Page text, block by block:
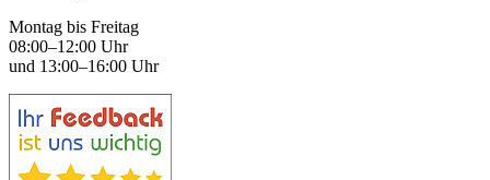
Montag bis Freitag
08:00–12:00 Uhr
und 13:00–16:00 Uhr